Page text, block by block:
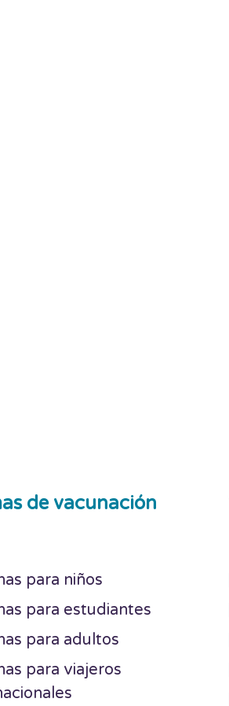
de vacunación
para niños
para estudiantes
para adultos
para viajeros